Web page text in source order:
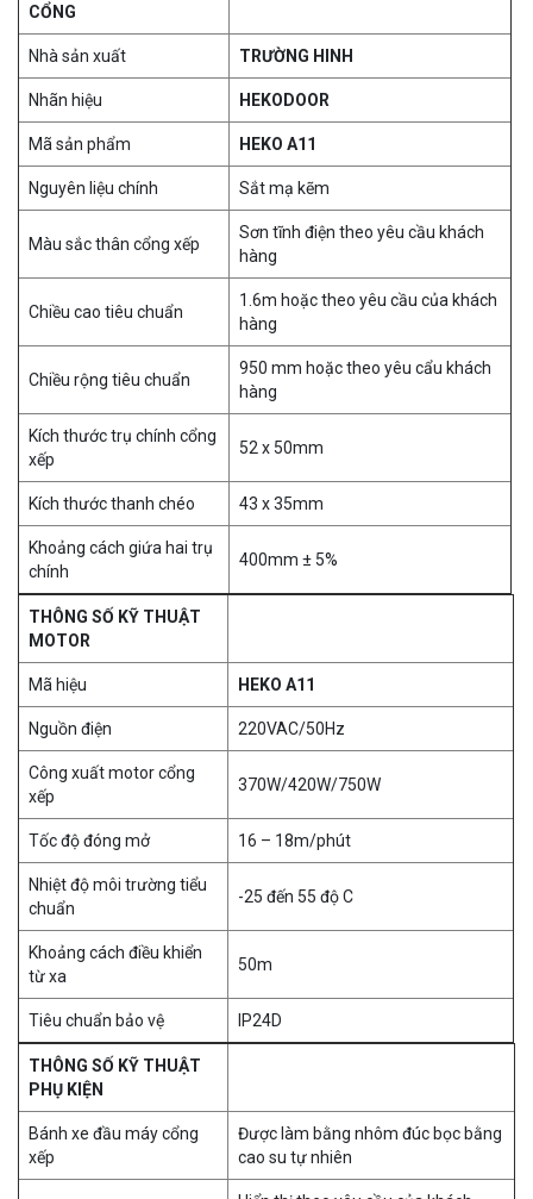
CỔNG
Nhà sản xuất TRƯỜNG HINH
Nhãn hiệu HEKODOOR
Mã sản phẩm HEKO A11
Nguyên liệu chính Sắt mạ kẽm
Màu sắc thân cổng xếp
Sơn tĩnh điện theo yêu cầu khách
hàng
Chiều cao tiêu chuẩn
1.6m hoặc theo yêu cầu của khách
hàng
Chiều rộng tiêu chuẩn
950 mm hoặc theo yêu cẩu khách
hàng
Kích thước trụ chính cổng
xếp
52 x 50mm
Kích thước thanh chéo 43 x 35mm
Khoảng cách giứa hai trụ
chính
400mm ± 5%
THÔNG SỐ KỸ THUẬT
MOTOR
Mã hiệu HEKO A11
Nguồn điện 220VAC/50Hz
Công xuất motor cổng
xếp
370W/420W/750W
Tốc độ đóng mở 16 – 18m/phút
Nhiệt độ môi trường tiểu
chuẩn
-25 đến 55 độ C
Khoảng cách điều khiển
từ xa
50m
Tiêu chuẩn bảo vệ IP24D
THÔNG SỐ KỸ THUẬT
PHỤ KIỆN
Bánh xe đầu máy cổng
xếp
Được làm bằng nhôm đúc bọc bằng
cao su tự nhiên